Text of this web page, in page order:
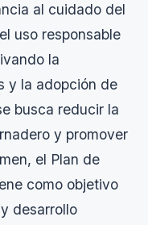
al cuidado del
uso responsable
la
y la adopción de
busca reducir la
y promover
el Plan de
como objetivo
desarrollo